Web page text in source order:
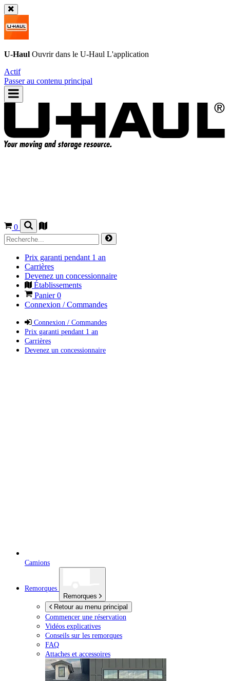
U-Haul Ouvrir dans le U-Haul L'application
Actif
Passer au contenu principal
0
Prix garanti pendant 1 an
Carrières
Devenez un concessionnaire
Établissements
Panier0
Connexion / Commandes
Connexion / Commandes
Prix garanti pendant 1 an
Carrières
Devenez un concessionnaire
Camions
Remorques
Remorques
Retour au menu principal
Commencer une réservation
Vidéos explicatives
Conseils sur les remorques
FAQ
Attaches et accessoires